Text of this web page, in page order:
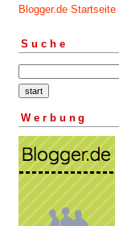
Blogger.de Startseite
Suche
Werbung